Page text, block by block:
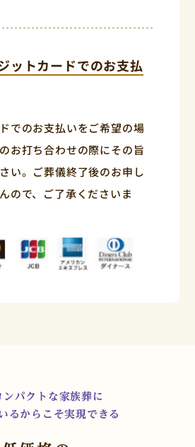
ットカードでのお支払
でのお支払いをご希望の場
お打ち合わせの際にその旨
い。ご葬儀終了後のお申し
ので、ご了承くださいま
ンパクトな家族葬に
るからこそ実現できる